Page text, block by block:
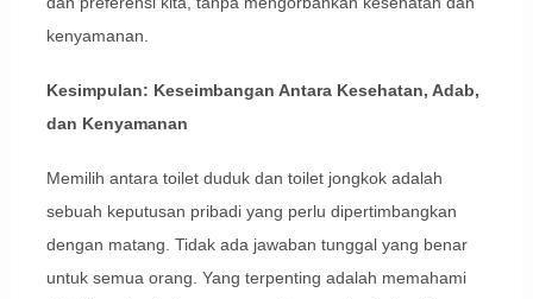
kenyamanan.
Kesimpulan: Keseimbangan Antara Kesehatan, Adab,
dan Kenyamanan
Memilih antara toilet duduk dan toilet jongkok adalah
sebuah keputusan pribadi yang perlu dipertimbangkan
dengan matang. Tidak ada jawaban tunggal yang benar
untuk semua orang. Yang terpenting adalah memahami